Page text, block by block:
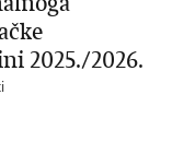
2025./2026.